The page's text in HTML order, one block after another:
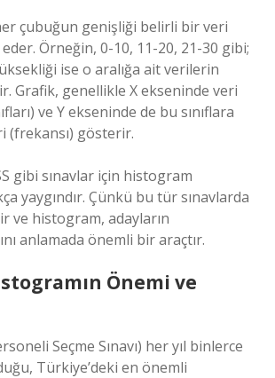
çubuğun genişliği belirli bir veri
eder. Örneğin, 0-10, 11-20, 21-30 gibi;
ise o aralığa ait verilerin
Grafik, genellikle X ekseninde veri
ve Y ekseninde de bu sınıflara
(frekansı) gösterir.
gibi sınavlar için histogram
yaygındır. Çünkü bu tür sınavlarda
ve histogram, adayların
anlamada önemli bir araçtır.
Önemi ve
Seçme Sınavı) her yıl binlerce
Türkiye’deki en önemli